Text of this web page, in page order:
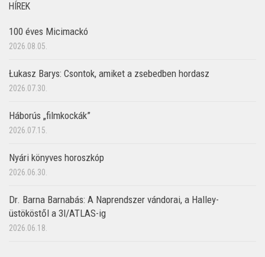
HÍREK
100 éves Micimackó
2026.08.05.
Łukasz Barys: Csontok, amiket a zsebedben hordasz
2026.07.30.
Háborús „filmkockák”
2026.07.15.
Nyári könyves horoszkóp
2026.06.30.
Dr. Barna Barnabás: A Naprendszer vándorai, a Halley-
üstököstől a 3I/ATLAS-ig
2026.06.18.